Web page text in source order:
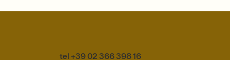
tel +39 02 366 398 16